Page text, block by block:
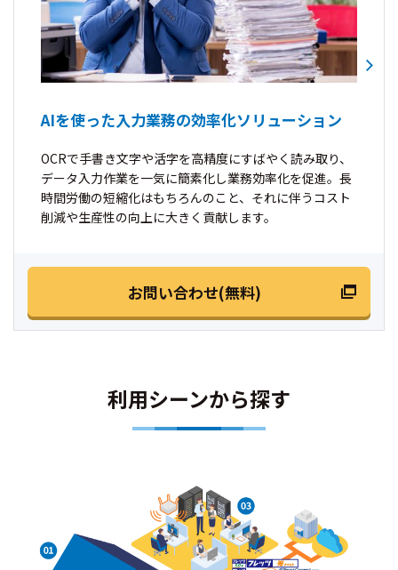
AIを使った入力業務の効率化ソリューション
OCRで手書き文字や活字を高精度にすばやく読み取り、
データ入力作業を一気に簡素化し業務効率化を促進。長
時間労働の短縮化はもちろんのこと、それに伴うコスト
削減や生産性の向上に大きく貢献します。
お問い合わせ(無料)
利用シーンから探す